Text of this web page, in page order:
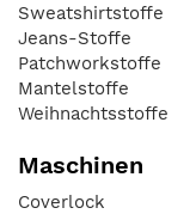
Sweatshirtstoffe
Jeans-Stoffe
Patchworkstoffe
Mantelstoffe
Weihnachtsstoffe
Maschinen
Coverlock